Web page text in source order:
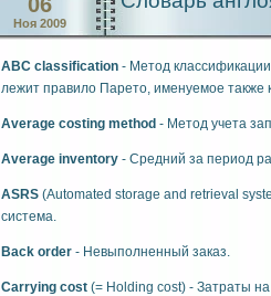
Ноя 2009
ABC classification - Метод
лежит правило Парето, именуемое также
Average costing method - Метод учета
Average inventory - Средний за период
ASRS (Automated storage and retrieval
система.
Back order - Невыполненный заказ.
Carrying cost (= Holding cost) - Затраты